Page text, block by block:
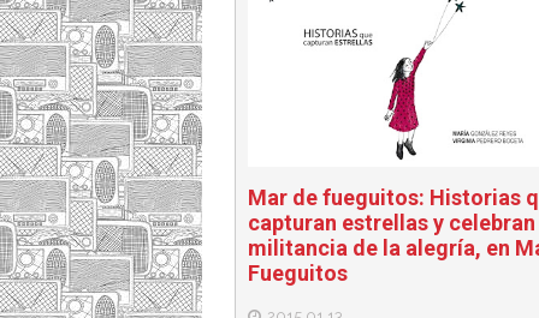
Mar de fueguitos: Historias
capturan estrellas y celebran
militancia de la alegría, en
Fueguitos